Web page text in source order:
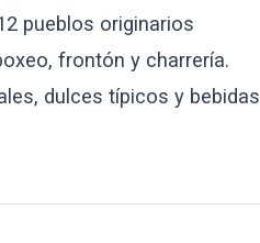
pueblos originarios
frontón y charrería.
dulces típicos y bebidas